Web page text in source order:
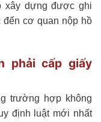
xây dựng được ghi
đến cơ quan nộp hồ
phải cấp giấy
trường hợp không
định luật mới nhất